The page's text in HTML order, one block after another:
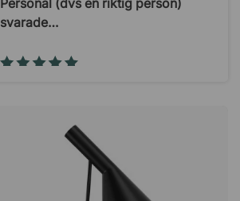
Personal (dvs en riktig person)
svarade…
23 Juli 2026